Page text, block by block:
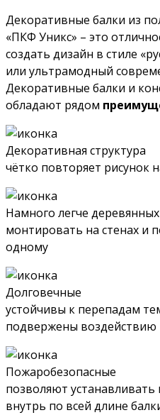
Декоративные балки из
«ПКФ Уникс» – это
создать дизайн в стиле
или ультрамодный
Декоративные балки и
обладают рядом
Декоративная структура
чётко повторяет рисунок
Намного легче деревянных
монтировать на стенах и
одному
Долговечные
устойчивы к перепадам
подвержены воздействию
Пожаробезопасные
позволяют
внутрь по всей длине